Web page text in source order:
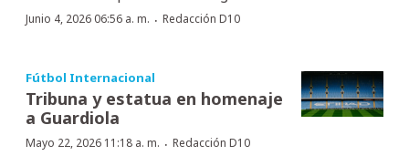
Junio 4, 2026 06:56 a. m. · Redacción D10
Fútbol Internacional
Tribuna y estatua en homenaje
a Guardiola
Mayo 22, 2026 11:18 a. m. · Redacción D10